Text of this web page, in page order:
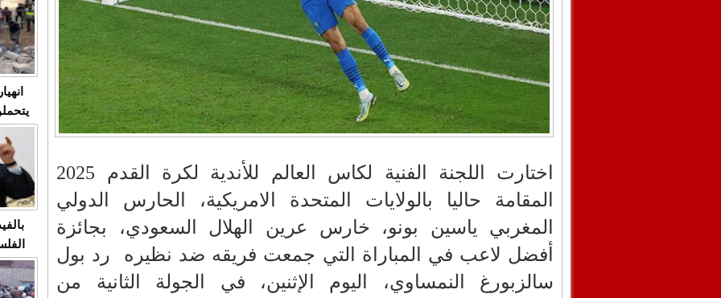
اختارت اللجنة الفنية لكاس العالم للأندية لكرة القدم 2025
المقامة حاليا بالولايات المتحدة الامريكية، الحارس الدولي
المغربي ياسين بونو، خارس عرين الهلال السعودي، بجائزة
أفضل لاعب في المباراة التي جمعت فريقه ضد نظيره
رد بول
سالزبورغ النمساوي، اليوم الإثنين، في الجولة الثانية من
في